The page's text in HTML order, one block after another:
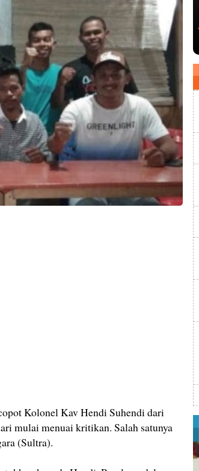
Kolonel Kav Hendi Suhendi dari
mulai menuai kritikan. Salah satunya
(Sultra).